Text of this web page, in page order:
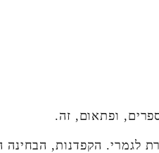
ופתאום, זה.
לגמרי. הקפדנות, הבחינה